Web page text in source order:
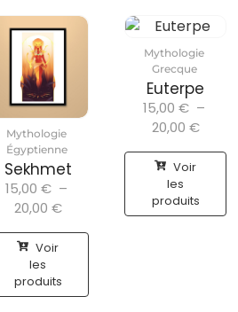
Mythologie
Égyptienne
Sekhmet
15,00 € –
20,00 €
Voir
les
produits
Mythologie
Grecque
Euterpe
15,00 € –
20,00 €
Voir
les
produits